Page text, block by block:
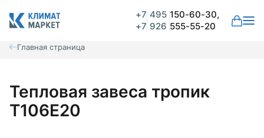
+7 495 150-60-30,
+7 926 555-55-20
Главная страница
Тепловая завеса тропик
Т106Е20